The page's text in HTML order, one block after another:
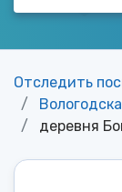
Отследить
деревня